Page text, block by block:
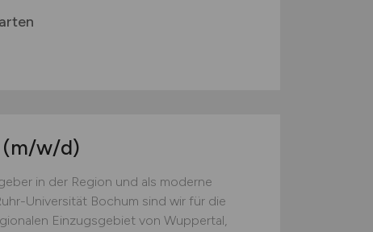
(m/w/d)
in der Region und als moderne
Universität Bochum sind wir für die
Einzugsgebiet von Wuppertal,